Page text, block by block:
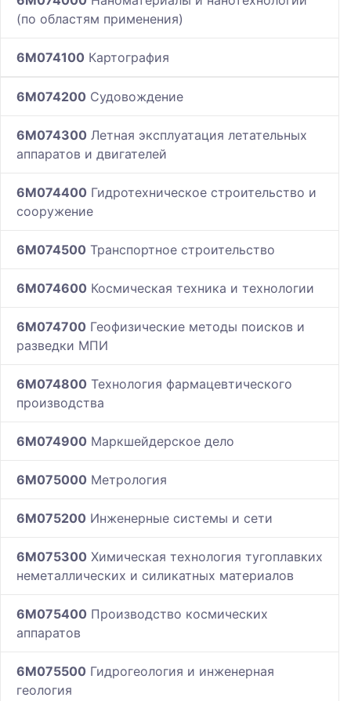
(по областям применения)
6M074100 Картография
6M074200 Судовождение
6M074300 Летная эксплуатация летательных
аппаратов и двигателей
6M074400 Гидротехническое строительство и
сооружение
6M074500 Транспортное строительство
6M074600 Космическая техника и технологии
6M074700 Геофизические методы поисков и
разведки МПИ
6M074800 Технология фармацевтического
производства
6M074900 Маркшейдерское дело
6M075000 Метрология
6M075200 Инженерные системы и сети
6M075300 Химическая технология тугоплавких
неметаллических и силикатных материалов
6M075400 Производство космических
аппаратов
6M075500 Гидрогеология и инженерная
геология